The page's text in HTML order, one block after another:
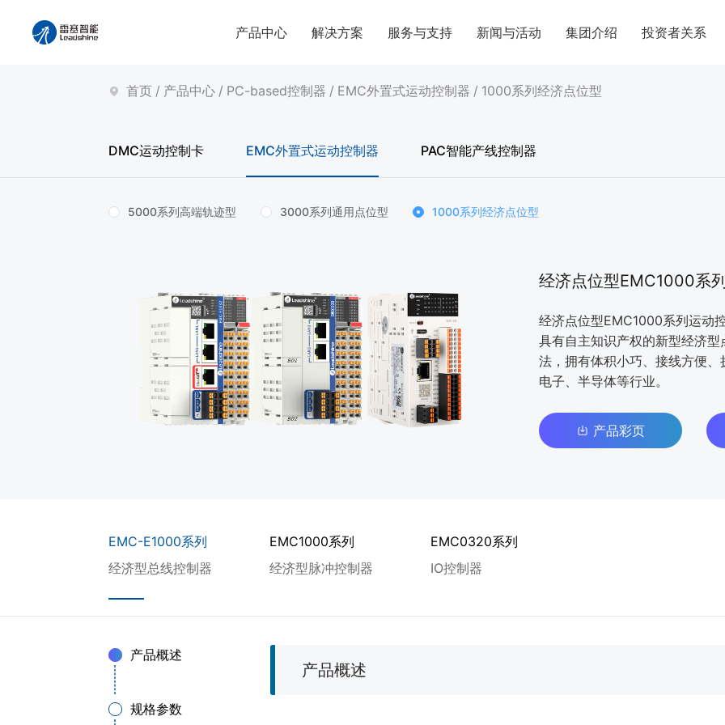
产品中心 解决方案 服务与支持 新闻与活动 集团介绍 投资者关系
首页 / 产品中心 / PC-based控制器 / EMC外置式运动控制器 / 1000系列经济点位型
DMC运动控制卡 EMC外置式运动控制器 PAC智能产线控制器
5000系列高端轨迹型 3000系列通用点位型 1000系列经济点位型
经济点位型EMC1000系
经济点位型EMC1000系列运动
具有自主知识产权的新型经济
法，拥有体积小巧、接线方便
电子、半导体等行业。
产品彩页
EMC-E1000系列
经济型总线控制器
EMC1000系列
经济型脉冲控制器
EMC0320系列
IO控制器
产品概述
规格参数
产品概述